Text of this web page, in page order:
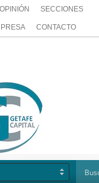
OPINIÓN SECCIONES
CONTACTO